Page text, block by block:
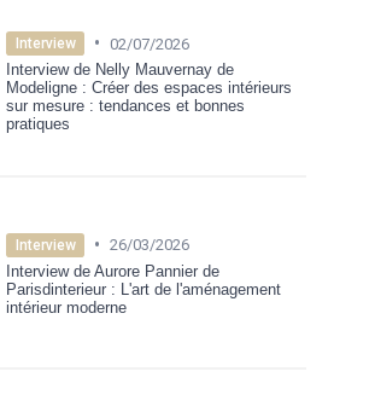
Interview • 02/07/2026
Interview de Nelly Mauvernay de
Modeligne : Créer des espaces intérieurs
sur mesure : tendances et bonnes
pratiques
Interview • 26/03/2026
Interview de Aurore Pannier de
Parisdinterieur : L'art de l'aménagement
intérieur moderne